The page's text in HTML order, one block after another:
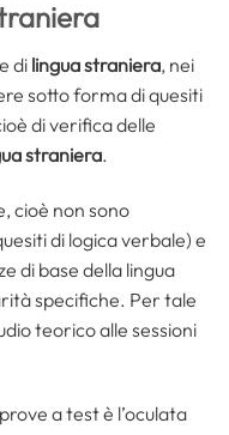
dilingua straniera, nei
sotto forma di quesiti
di verifica delle
straniera.
cioè non sono
di logica verbale) e
di base della lingua
specifiche. Per tale
teorico alle sessioni
a test è l’oculata